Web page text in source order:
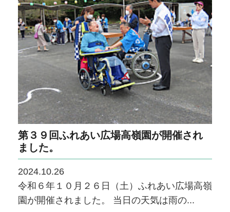
第３９回ふれあい広場高嶺園が開催され
ました。
2024.10.26
令和６年１０月２６日（土）ふれあい広場高嶺
園が開催されました。 当日の天気は雨の...